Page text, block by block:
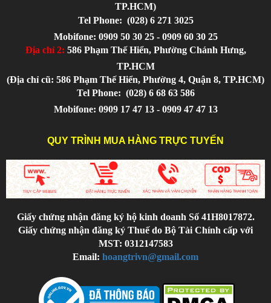
TP.HCM)
Tel Phone: (028) 6 271 3025
Mobifone: 0909 50 30 25 - 0909 60 30 25
Địa chỉ 2: 586 Phạm Thế Hiển, Phường Chánh Hưng,
TP.HCM
(Địa chỉ cũ: 586 Phạm Thế Hiển, Phường 4, Quận 8, TP.HCM)
Tel Phone: (028) 6 68 63 586
Mobifone: 0909 17 47 13 - 0909 47 47 13
QUY TRÌNH MUA HÀNG TRỰC TUYẾN
Giấy chứng nhận đăng ký hộ kinh doanh Số 41H8017872.
Giấy chứng nhận đăng ký Thuế do Bộ Tài Chính cấp với
MST: 0312147583
Email: hoangtrivn@gmail.com